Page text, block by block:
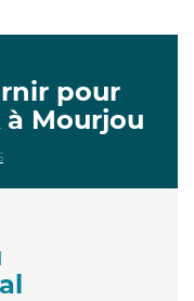
pour
à Mourjou